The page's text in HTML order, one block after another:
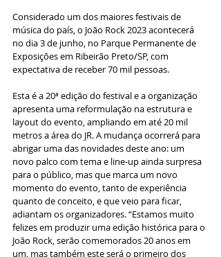
Considerado um dos maiores festivais de
música do país, o João Rock 2023 acontecerá
no dia 3 de junho, no Parque Permanente de
Exposições em Ribeirão Preto/SP, com
expectativa de receber 70 mil pessoas.
Esta é a 20ª edição do festival e a organização
apresenta uma reformulação na estrutura e
layout do evento, ampliando em até 20 mil
metros a área do JR. A mudança ocorrerá para
abrigar uma das novidades deste ano: um
novo palco com tema e line-up ainda surpresa
para o público, mas que marca um novo
momento do evento, tanto de experiência
quanto de conceito, e que veio para ficar,
adiantam os organizadores. “Estamos muito
felizes em produzir uma edição histórica para o
João Rock, serão comemorados 20 anos em
um, mas também este será o primeiro dos